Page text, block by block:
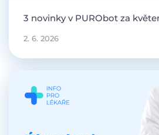
3 novinky v PURObot za
2. 6. 2026